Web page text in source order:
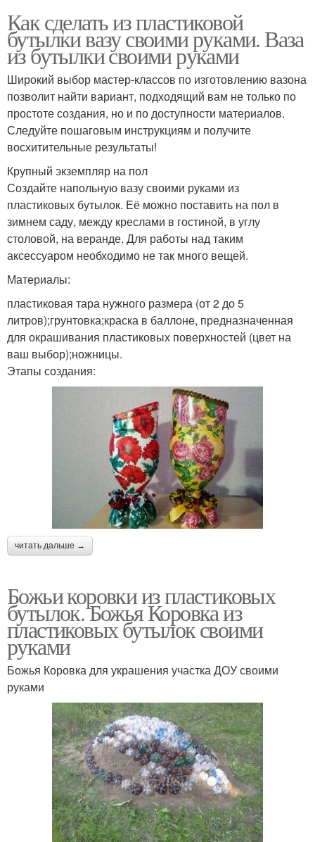
Как сделать из пластиковой
бутылки вазу своими руками. Ваза
из бутылки своими руками
Широкий выбор мастер-классов по изготовлению вазона
позволит найти вариант, подходящий вам не только по
простоте создания, но и по доступности материалов.
Следуйте пошаговым инструкциям и получите
восхитительные результаты!
Крупный экземпляр на пол
Создайте напольную вазу своими руками из
пластиковых бутылок. Её можно поставить на пол в
зимнем саду, между креслами в гостиной, в углу
столовой, на веранде. Для работы над таким
аксессуаром необходимо не так много вещей.
Материалы:
пластиковая тара нужного размера (от 2 до 5
литров);грунтовка;краска в баллоне, предназначенная
для окрашивания пластиковых поверхностей (цвет на
ваш выбор);ножницы.
Этапы создания:
читать дальше →
Божьи коровки из пластиковых
бутылок. Божья Коровка из
пластиковых бутылок своими
руками
Божья Коровка для украшения участка ДОУ своими
руками